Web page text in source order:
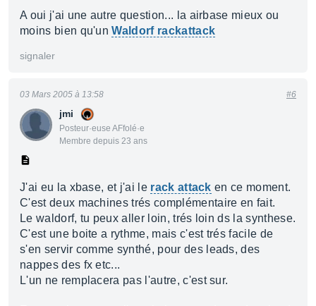
A oui j'ai une autre question... la airbase mieux ou
moins bien qu'unWaldorf rackattack
signaler
jmi
Posteur·euse AFfolé·e
Membre depuis 23 ans
03 Mars 2005 à 13:58 #6
J'ai eu la xbase, et j'ai le rack attack en ce moment.
C'est deux machines trés complémentaire en fait.
Le waldorf, tu peux aller loin, trés loin ds la synthese.
C'est une boite a rythme, mais c'est trés facile de
s'en servir comme synthé, pour des leads, des
nappes des fx etc...
L'un ne remplacera pas l'autre, c'est sur.